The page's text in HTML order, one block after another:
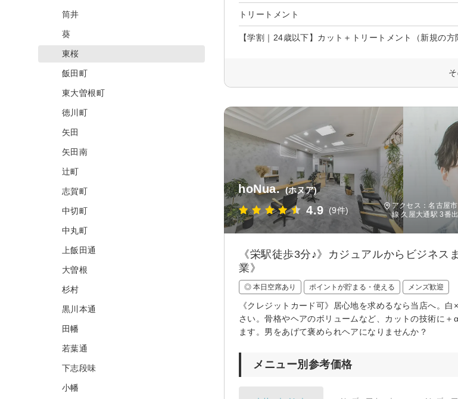
トリートメント
【学割｜24歳以下】カット＋トリートメント（新規の方
hoNua. (ホヌア)
4.9 (9件)
アクセス：名古屋
線 久屋大通駅 3番
《栄駅徒歩3分♪》カジュアルからビジネ
業》
◎ 本日空席あり ポイントが貯まる・使える メンズ歓迎
《クレジットカード可》居心地を求めるなら当店へ。
さい。骨格やヘアのボリュームなど、カットの技術に
ます。男をあげて褒められヘアになりませんか？
メニュー別参考価格
筒井
葵
東桜
飯田町
東大曽根町
徳川町
矢田
矢田南
辻町
志賀町
中切町
中丸町
上飯田通
大曽根
杉村
黒川本通
田幡
若葉通
下志段味
小幡